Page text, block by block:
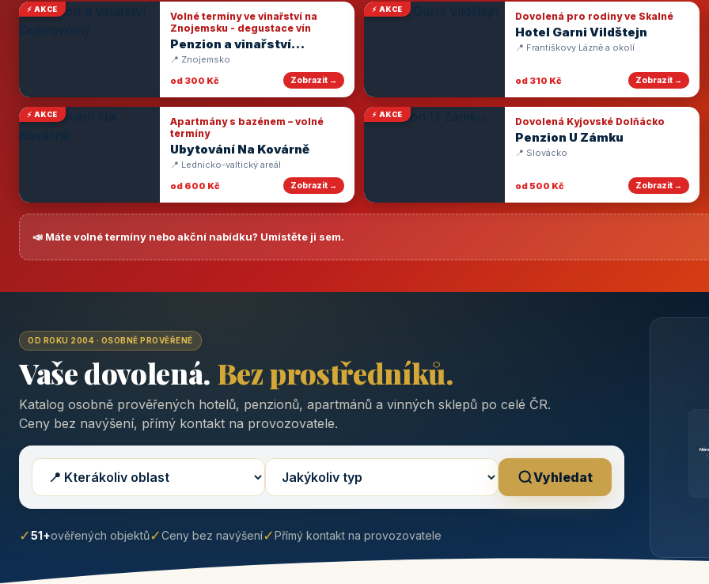
⚡ AKCE
Volné termíny ve vinařství na
Znojemsku - degustace vín
Penzion a vinařství
Dobrovolný
📍 Znojemsko
od 300 Kč
Zobrazit →
⚡ AKCE
Dovolená pro rodiny ve Skalné
Hotel Garni Vildštejn
📍 Františkovy Lázně a okolí
od 310 Kč Zobrazit →
⚡ AKCE
Apartmány s bazénem – volné
termíny
Ubytování Na Kovárně
📍 Lednicko-valtický areál
od 600 Kč
Zobrazit →
⚡ AKCE
Dovolená Kyjovské Dolňácko
Penzion U Zámku
📍 Slovácko
od 500 Kč Zobrazit →
📣 Máte volné termíny nebo akční nabídku? Umístěte ji sem.
OD ROKU 2004 · OSOBNĚ PROVĚŘENÉ
Vaše dovolená. Bez prostředníků.
Katalog osobně prověřených hotelů, penzionů, apartmánů a vinných sklepů po celé ČR.
Ceny bez navýšení, přímý kontakt na provozovatele.
Vyhledat
✓51+ověřených objektů✓Ceny bez navýšení✓Přímý kontakt na provozovatele